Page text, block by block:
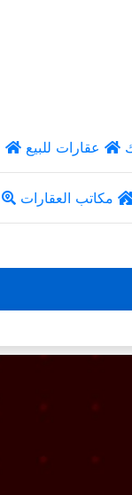
عقارات للبيع
مكاتب العقارات